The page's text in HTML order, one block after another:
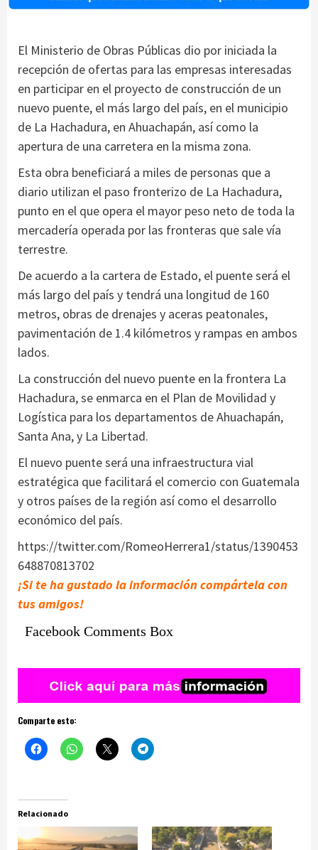
El Ministerio de Obras Públicas dio por iniciada la
recepción de ofertas para las empresas interesadas
en participar en el proyecto de construcción de un
nuevo puente, el más largo del país, en el municipio
de La Hachadura, en Ahuachapán, así como la
apertura de una carretera en la misma zona.
Esta obra beneficiará a miles de personas que a
diario utilizan el paso fronterizo de La Hachadura,
punto en el que opera el mayor peso neto de toda la
mercadería operada por las fronteras que sale vía
terrestre.
De acuerdo a la cartera de Estado, el puente será el
más largo del país y tendrá una longitud de 160
metros, obras de drenajes y aceras peatonales,
pavimentación de 1.4 kilómetros y rampas en ambos
lados.
La construcción del nuevo puente en la frontera La
Hachadura, se enmarca en el Plan de Movilidad y
Logística para los departamentos de Ahuachapán,
Santa Ana, y La Libertad.
El nuevo puente será una infraestructura vial
estratégica que facilitará el comercio con Guatemala
y otros países de la región así como el desarrollo
económico del país.
https://twitter.com/RomeoHerrera1/status/1390453
648870813702
¡Si te ha gustado la información compártela con
tus amigos!
Facebook Comments Box
Comparte esto:
Relacionado